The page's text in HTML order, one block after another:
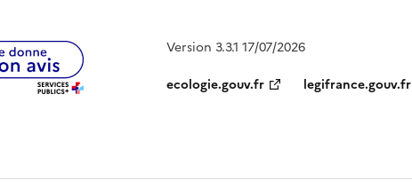
Version 3.3.1 17/07/2026
ecologie.gouv.fr
legifrance.gouv.fr